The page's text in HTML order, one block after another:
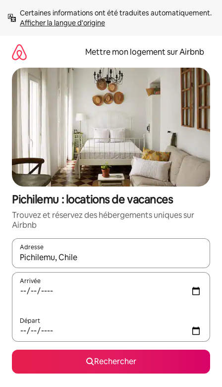
directement
Afficher la langue d'origine
Mettre mon logement sur Airbnb
Pichilemu : locations de vacances
Trouvez et réservez des hébergements uniques sur
Airbnb
Adresse
Lorsque les résultats s'affichent, utilisez les flèches vers le
Arrivée
Départ
Rechercher